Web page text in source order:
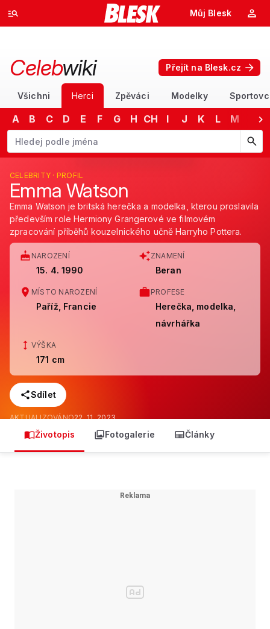
Můj Blesk
Celebwiki Přejít na Blesk.cz
Všichni Herci Zpěváci Modelky
A B C D E F G H CH I J K L M
Začněte psát jméno. Šipkami dolů a nahoru procházejte návrhy,
CELEBRITY · PROFIL
Emma Watson
Emma Watson je britská herečka a modelka, kterou proslavila
především role Hermiony Grangerové ve filmovém
zpracování příběhů kouzelnického učně Harryho Pottera.
NAROZENÍ
15. 4. 1990
ZNAMENÍ
Beran
MÍSTO NAROZENÍ
Paříž, Francie
PROFESE
Herečka, modelka,
návrhářka
VÝŠKA
171 cm
Sdílet
AKTUALIZOVÁNO22. 11. 2023
Životopis Fotogalerie Články